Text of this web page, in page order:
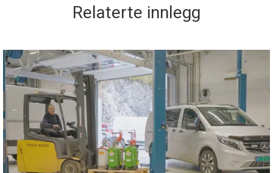
Relaterte innlegg